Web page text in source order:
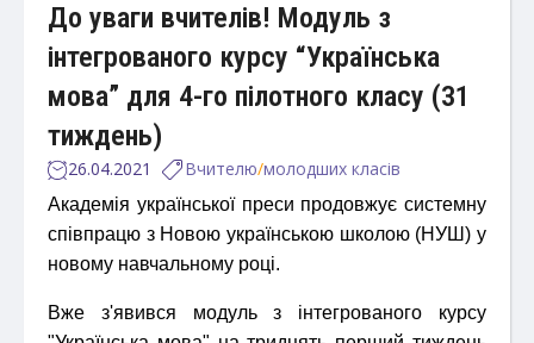
До уваги вчителів! Модуль з
інтегрованого курсу “Українська
мова” для 4-го пілотного класу (31
тиждень)
26.04.2021 Вчителю/молодших класів
Академія української преси продовжує системну
співпрацю з Новою українською школою (НУШ) у
новому навчальному році.
Вже з'явився модуль з інтегрованого курсу